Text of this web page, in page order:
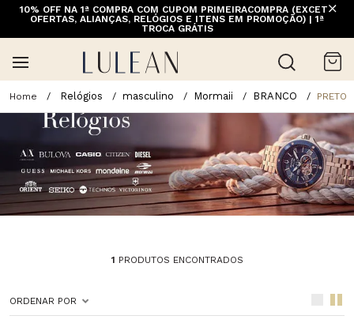
10% OFF NA 1ª COMPRA COM CUPOM PRIMEIRACOMPRA (EXCETO
OFERTAS, ALIANÇAS, RELÓGIOS E ITENS EM PROMOÇÃO) | 1ª
TROCA GRÁTIS
Relógios masculino Mormaii BRANCO PRETO
1 PRODUTOS ENCONTRADOS
ORDENAR POR